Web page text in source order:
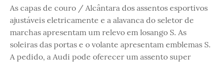
As capas de couro / Alcântara dos assentos esportivos
ajustáveis ​​eletricamente e a alavanca do seletor de
marchas apresentam um relevo em losango S. As
soleiras das portas e o volante apresentam emblemas S.
A pedido, a Audi pode oferecer um assento super